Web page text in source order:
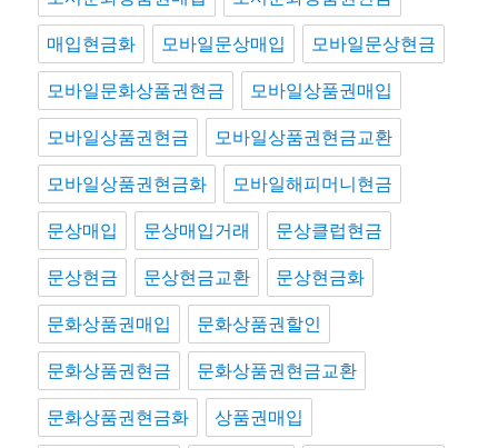
매입현금화 모바일문상매입 모바일문상현금
모바일문화상품권현금 모바일상품권매입
모바일상품권현금 모바일상품권현금교환
모바일상품권현금화 모바일해피머니현금
문상매입 문상매입거래 문상클럽현금
문상현금 문상현금교환 문상현금화
문화상품권매입 문화상품권할인
문화상품권현금 문화상품권현금교환
문화상품권현금화 상품권매입